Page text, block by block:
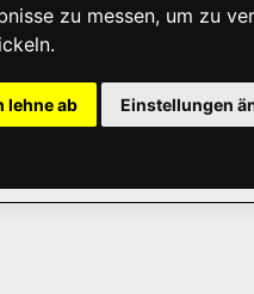
zu messen, um zu
lehne ab Einstellungen